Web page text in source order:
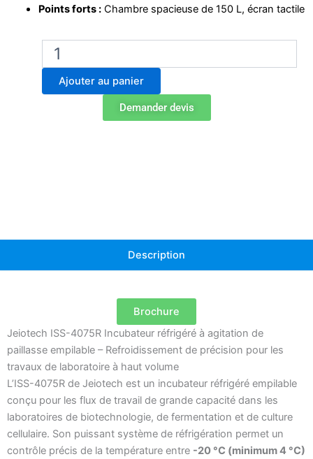
Points forts : Chambre spacieuse de 150 L, écran tactile
quantité
Incubateur
agitateur
Ajouter au panier
Demander devis
Description
Brochure
Jeiotech ISS-4075R Incubateur réfrigéré à agitation de
paillasse empilable – Refroidissement de précision pour les
travaux de laboratoire à haut volume
L’ISS-4075R de Jeiotech est un incubateur réfrigéré empilable
conçu pour les flux de travail de grande capacité dans les
laboratoires de biotechnologie, de fermentation et de culture
cellulaire. Son puissant système de réfrigération permet un
contrôle précis de la température entre -20 °C (minimum 4 °C)